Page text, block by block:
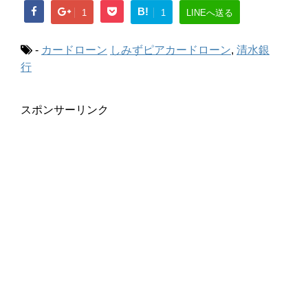
1 B! 1 LINEへ送る
- カードローン しみずピアカードローン, 清水銀
行
スポンサーリンク